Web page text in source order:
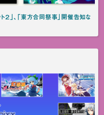
２」、「東方合同祭事」開催告知な